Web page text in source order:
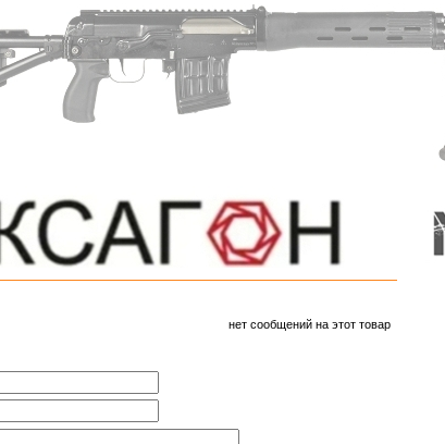
нет сообщений на этот товар